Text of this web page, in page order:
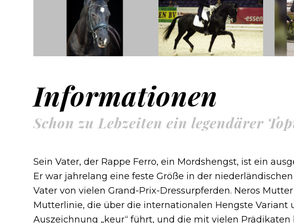
Informationen
Schon zu Lebzeiten ein legendärer
Sein Vater, der Rappe Ferro, ein Mordshengst, ist ein
Er war jahrelang eine feste Größe in der
Vater von vielen Grand-Prix-Dressurpferden. Neros
Mutterlinie, die über die internationalen Hengste Variant
Auszeichnung „keur“ führt, und die mit vielen